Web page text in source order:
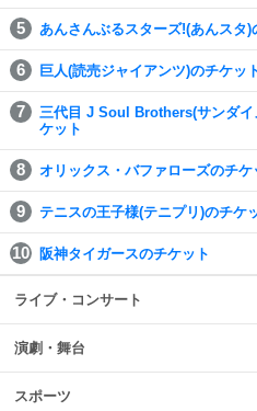
あんさんぶるスターズ!(あんスタ)
巨人(読売ジャイアンツ)のチケッ
三代目 J Soul Brothers(サンダイ
ケット
オリックス・バファローズのチケ
テニスの王子様(テニプリ)のチケ
阪神タイガースのチケット
ライブ・コンサート
演劇・舞台
スポーツ